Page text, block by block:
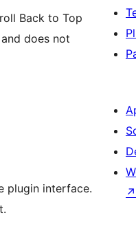
Back to Top
does not
plugin interface.
↗